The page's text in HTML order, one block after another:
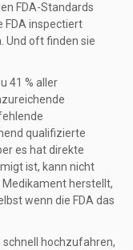
FDA-Standards
FDA inspectiert
Und oft finden sie
41 % aller
qualifizierte
es hat direkte
ist, kann nicht
Medikament herstellt,
wenn die FDA das
schnell hochzufahren,